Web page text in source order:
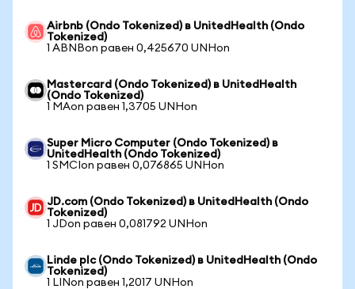
Airbnb (Ondo Tokenized) в UnitedHealth (Ondo
Tokenized)
1 ABNBon равен 0,425670 UNHon
Mastercard (Ondo Tokenized) в UnitedHealth
(Ondo Tokenized)
1 MAon равен 1,3705 UNHon
Super Micro Computer (Ondo Tokenized) в
UnitedHealth (Ondo Tokenized)
1 SMCIon равен 0,076865 UNHon
JD.com (Ondo Tokenized) в UnitedHealth (Ondo
Tokenized)
1 JDon равен 0,081792 UNHon
Linde plc (Ondo Tokenized) в UnitedHealth (Ondo
Tokenized)
1 LINon равен 1,2017 UNHon